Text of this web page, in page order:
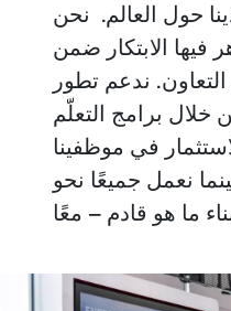
حول العالم. نحن
فيها الابتكار ضمن
ندعم تطور
خلال برامج التعلّم
في موظفينا
نعمل جميعًا نحو